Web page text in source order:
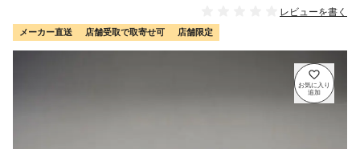
レビューを書く
メーカー直送 店舗受取で取寄せ可 店舗限定